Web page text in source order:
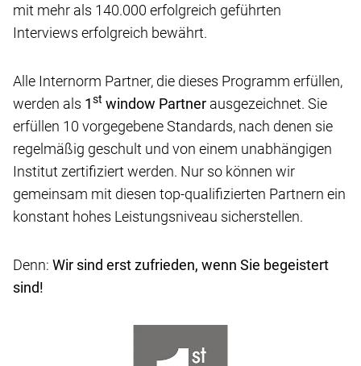
mit mehr als 140.000 erfolgreich geführten
Interviews erfolgreich bewährt.
Alle Internorm Partner, die dieses Programm erfüllen,
werden als 1st window Partner ausgezeichnet. Sie
erfüllen 10 vorgegebene Standards, nach denen sie
regelmäßig geschult und von einem unabhängigen
Institut zertifiziert werden. Nur so können wir
gemeinsam mit diesen top-qualifizierten Partnern ein
konstant hohes Leistungsniveau sicherstellen.
Denn: Wir sind erst zufrieden, wenn Sie begeistert
sind!